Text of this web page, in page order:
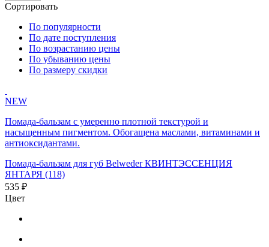
Сортировать
По популярности
По дате поступления
По возрастанию цены
По убыванию цены
По размеру скидки
NEW
Помада-бальзам с умеренно плотной текстурой и
насыщенным пигментом. Обогащена маслами, витаминами и
антиоксидантами.
Помада-бальзам для губ Belweder КВИНТЭССЕНЦИЯ
ЯНТАРЯ (118)
535 ₽
Цвет